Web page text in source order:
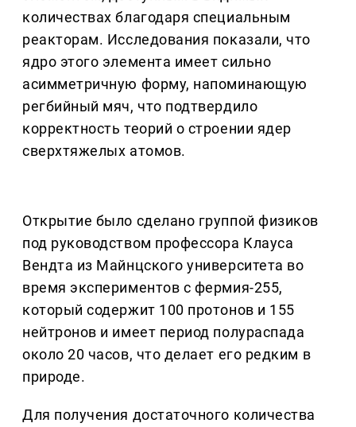
количествах благодаря специальным
реакторам. Исследования показали, что
ядро этого элемента имеет сильно
асимметричную форму, напоминающую
регбийный мяч, что подтвердило
корректность теорий о строении ядер
сверхтяжелых атомов.
Открытие было сделано группой физиков
под руководством профессора Клауса
Вендта из Майнцского университета во
время экспериментов с фермия-255,
который содержит 100 протонов и 155
нейтронов и имеет период полураспада
около 20 часов, что делает его редким в
природе.
Для получения достаточного количества